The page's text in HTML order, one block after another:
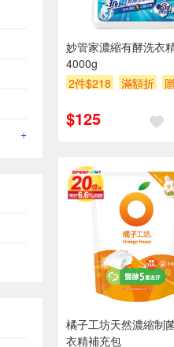
+
妙管家濃縮有酵洗衣
4000g
2件$218
滿額折
$125
橘子工坊天然濃縮制
衣精補充包